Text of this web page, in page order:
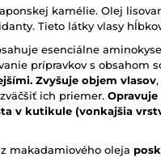
kamélie. Olej
Tieto látky vlasy
esenciálne
prípravkov s obsahom
Zvyšuje objem vlasov
ich priemer.
v kutikule (vonkajšia
makadamiového oleja